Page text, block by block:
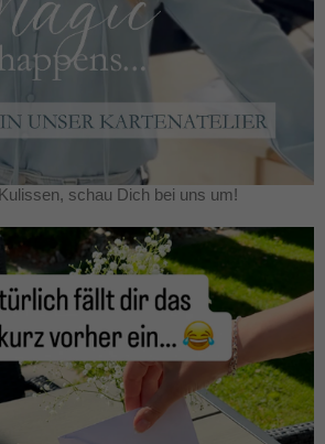
schau Dich bei uns um!